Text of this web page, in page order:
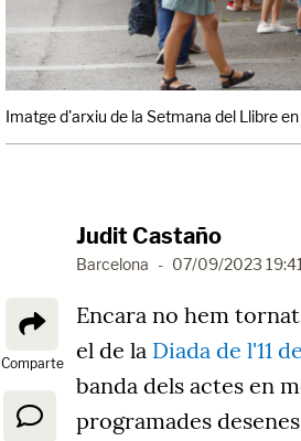
Imatge d'arxiu de la Setmana del Llibre
Judit Castaño
Barcelona - 07/09/2023 19:41
Comparte
Encara no hem
el de la Diada de l'11
banda dels actes en
programades